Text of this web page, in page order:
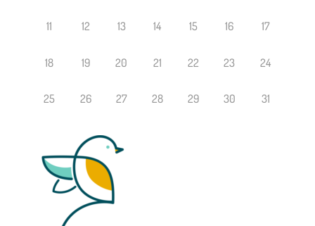
11 12 13 14 15 16 17
18 19 20 21 22 23 24
25 26 27 28 29 30 31